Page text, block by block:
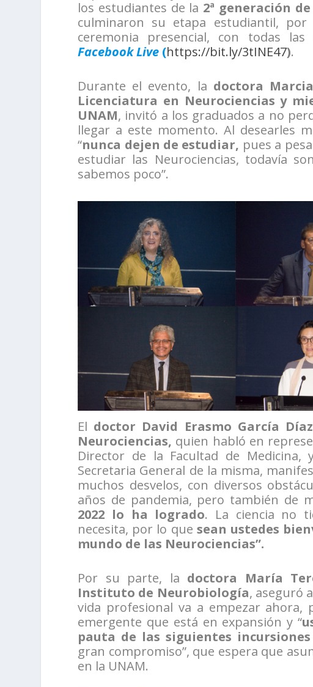
los estudiantes de la 2ª generación
culminaron su etapa estudiantil,
ceremonia presencial, con todas
Facebook Live (https://bit.ly/3tINE47).
Durante el evento, la doctora
Licenciatura en Neurociencias y
UNAM, invitó a los graduados a no
llegar a este momento. Al desearles
“nunca dejen de estudiar, pues a
estudiar las Neurociencias, todavía
sabemos poco”.
El doctor David Erasmo García
Neurociencias, quien habló en
Director de la Facultad de
Secretaria General de la misma,
muchos desvelos, con diversos
años de pandemia, pero también de
2022 lo ha logrado. La ciencia no
necesita, por lo que sean ustedes
mundo de las Neurociencias”.
Por su parte, la doctora María
Instituto de Neurobiología, aseguró
vida profesional va a empezar ahora,
emergente que está en expansión y “
pauta de las siguientes
gran compromiso”, que espera que
en la UNAM.